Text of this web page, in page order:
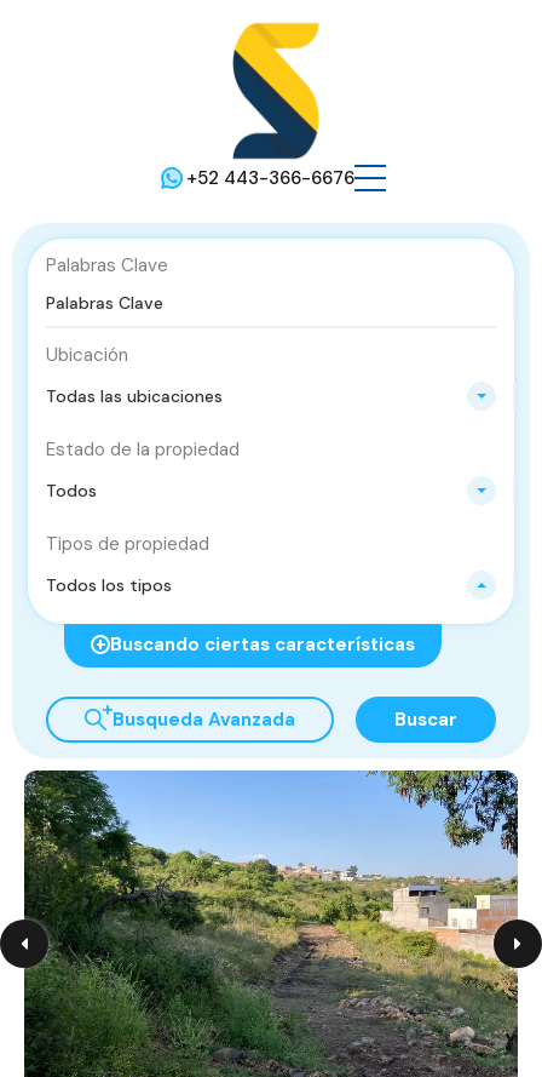
+52 443-366-6676
Palabras Clave
Ubicación
Todas las ubicaciones
Estado de la propiedad
Todos
Tipos de propiedad
Todos los tipos
Buscando ciertas características
Busqueda Avanzada Buscar